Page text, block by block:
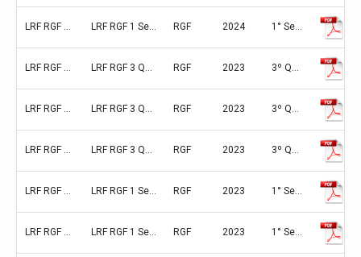
LRF RGF 1 Semestre 2024 ANEXO 01 PESSOAL LRF RGF 1 Semestre 2024 ANEXO 01 PESSOAL RGF 2024 1° Semestre (Janeiro/Fevereiro/Março/Abril/Maio/Junho)
LRF RGF 3 Quadrimestre 2022 ANEXO 01 PESSOAL LRF RGF 3 Quadrimestre 2022 ANEXO 01 PESSOAL RGF 2023 3º Quadrimestre (Setembro, Outubro, Novembro, Dezembro)
LRF RGF 3 Quadrimestre 2022 ANEXO 05 DISPONIBILIDADE LRF RGF 3 Quadrimestre 2022 ANEXO 05 DISPONIBILIDADE RGF 2023 3º Quadrimestre (Setembro, Outubro, Novembro, Dezembro)
LRF RGF 3 Quadrimestre 2022 ANEXO 06 SIMPLIFICADO LRF RGF 3 Quadrimestre 2022 ANEXO 06 SIMPLIFICADO RGF 2023 3º Quadrimestre (Setembro, Outubro, Novembro, Dezembro)
LRF RGF 1 Semestre 2023 ANEXO 01 PESSOAL LRF RGF 1 Semestre 2023 ANEXO 01 PESSOAL RGF 2023 1° Semestre (Janeiro/Fevereiro/Março/Abril/Maio/Junho)
LRF RGF 1 Semestre 2023 ANEXO 05 DISPONIBILIDADE LRF RGF 1 Semestre 2023 ANEXO 05 DISPONIBILIDADE RGF 2023 1° Semestre (Janeiro/Fevereiro/Março/Abril/Maio/Junho)